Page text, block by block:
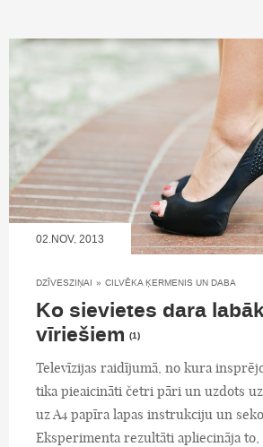
02.NOV, 2013
DZĪVESZIŅAI » CILVĒKA ĶERMENIS UN DABA
Ko sievietes dara
vīriešiem (1)
Televīzijas raidījumā, no kura
tika pieaicināti četri pāri un uzdots
uz A4 papīra lapas instrukciju un
Eksperimenta rezultāti apliecināja to,